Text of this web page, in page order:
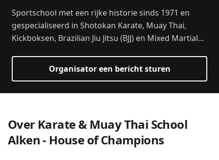
Sportschool met een rijke historie sinds 1971 en
gespecialiseerd in Shotokan Karate, Muay Thai,
Kickboksen, Brazilian Jiu Jitsu (BJJ) en Mixed Martial...
Organisator een bericht sturen
Over Karate & Muay Thai School
Alken - House of Champions